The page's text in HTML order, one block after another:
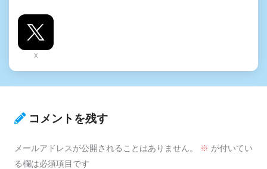
X
コメントを残す
メールアドレスが公開されることはありません。 ※ が付いてい
る欄は必須項目です